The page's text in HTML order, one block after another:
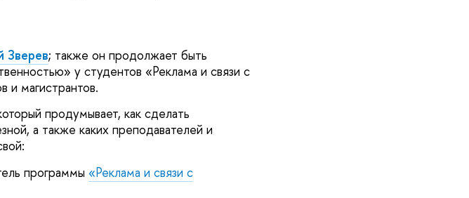
Зверев; также он продолжает быть
у студентов «Реклама и связи с
и магистрантов.
продумывает, как сделать
а также каких преподавателей и
программы «Реклама и связи с